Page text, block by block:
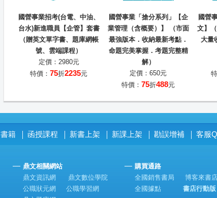
國營事業招考(台電、中油、
台水)新進職員【企管】套書
（贈英文單字書、題庫網帳
號、雲端課程）
定價：2980元
特價： 75折2235元
國營事業「搶分系列」【企
業管理（含概要）】 （市面
最強版本．收納最新考點．
命題完美掌握．考題完整精
解）
定價：650元
特價： 75折488元
國營
文】
大量
書籍 函授課程 新書上架 新課上架 勘誤增補 客服
鼎文相關網站
鼎文資訊網
鼎文數位學院
公職狀元網
公職學習網
購買通路
全國銷售書局
博客來書
全國據點
書店行動版